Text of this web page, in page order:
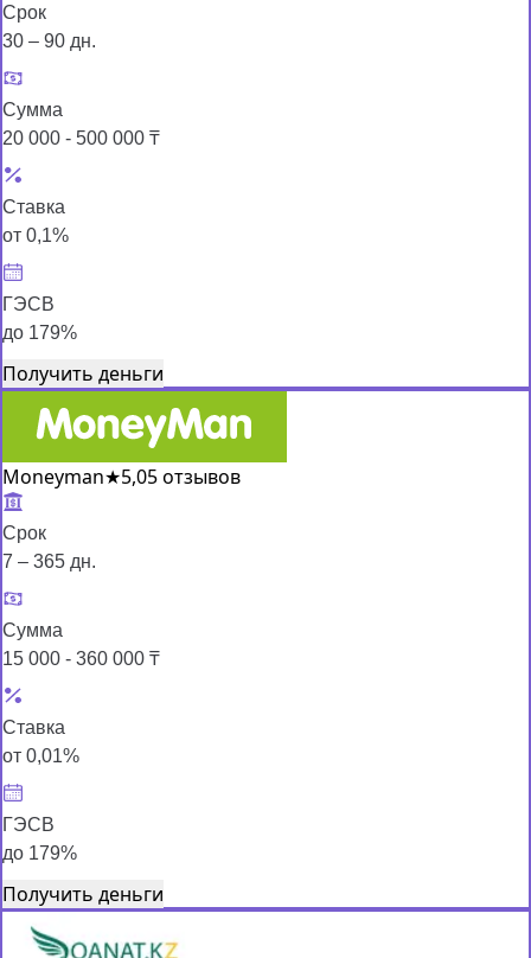
Срок
30 – 90 дн.
Сумма
20 000 - 500 000 ₸
Ставка
от 0,1%
ГЭСВ
до 179%
Получить деньги
Moneyman★5,05 отзывов
Срок
7 – 365 дн.
Сумма
15 000 - 360 000 ₸
Ставка
от 0,01%
ГЭСВ
до 179%
Получить деньги